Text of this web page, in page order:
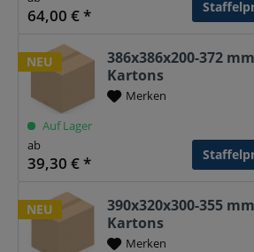
64,00 € *
NEU
386x386x200-372
Kartons
Merken
Auf Lager
ab
39,30 € *
NEU
390x320x300-355
Kartons
Merken